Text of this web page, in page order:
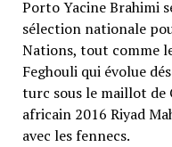
Porto Yacine Brahimi
sélection nationale
Nations, tout comme
Feghouli qui évolue
turc sous le maillot de
africain 2016 Riyad
avec les fennecs.